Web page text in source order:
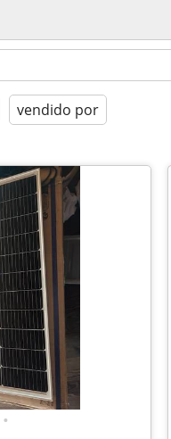
vendido por
•